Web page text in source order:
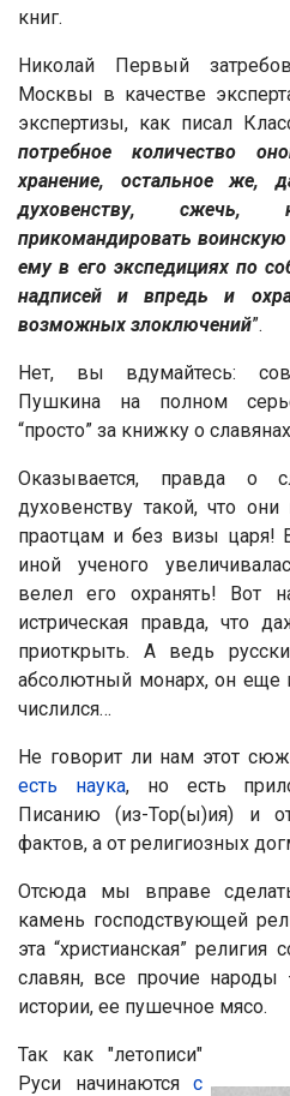
книг.
Николай Первый
Москвы в качестве
экспертизы, как писал
потребное количество
хранение, остальное же,
духовенству,
прикомандировать
ему в его экспедициях по
надписей и впредь и
возможных злоключений”.
Нет, вы вдумайтесь:
Пушкина на полном
“просто” за книжку о
Оказывается, правда о
духовенству такой, что
праотцам и без визы царя!
иной ученого
велел его охранять! Вот
истрическая правда, что
приоткрыть. А ведь
абсолютный монарх, он еще
числился…
Не говорит ли нам этот
есть наука, но есть
Писанию (из-Тор(ы)ия) и
фактов, а от религиозных
Отсюда мы вправе
камень господствующей
эта “христианская”
славян, все прочие
истории, ее пушечное мясо.
Так как "летописи"
Руси начинаются с